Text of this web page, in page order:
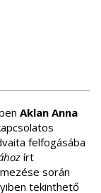
Aklan Anna
felfogásába
írt
során
tekinthető